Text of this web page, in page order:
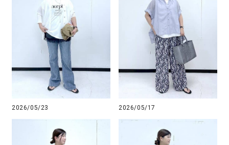
2026/05/23 2026/05/17